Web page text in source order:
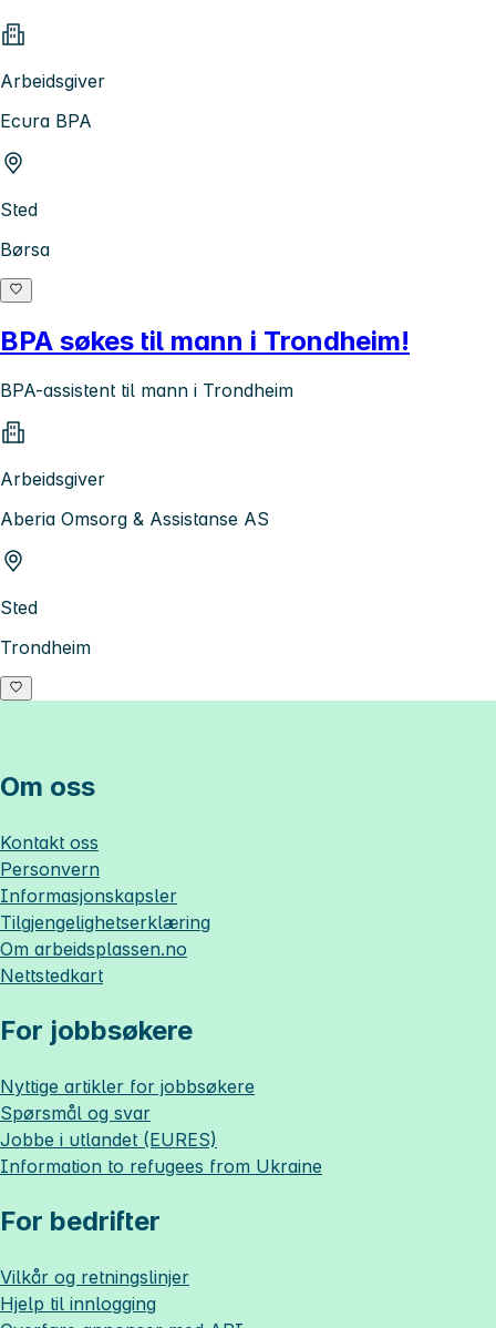
Arbeidsgiver
Ecura BPA
Sted
Børsa
BPA søkes til mann i Trondheim!
BPA-assistent til mann i Trondheim
Arbeidsgiver
Aberia Omsorg & Assistanse AS
Sted
Trondheim
Om oss
Kontakt oss
Personvern
Informasjonskapsler
Tilgjengelighetserklæring
Om arbeidsplassen.no
Nettstedkart
For jobbsøkere
Nyttige artikler for jobbsøkere
Spørsmål og svar
Jobbe i utlandet (EURES)
Information to refugees from Ukraine
For bedrifter
Vilkår og retningslinjer
Hjelp til innlogging